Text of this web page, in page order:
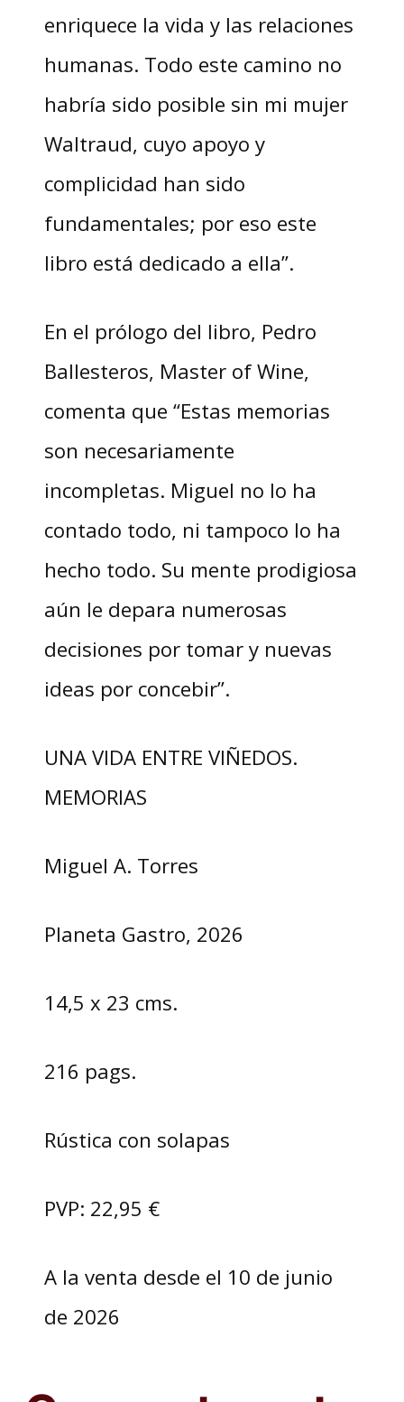
enriquece la vida y las relaciones
humanas. Todo este camino no
habría sido posible sin mi mujer
Waltraud, cuyo apoyo y
complicidad han sido
fundamentales; por eso este
libro está dedicado a ella”.
En el prólogo del libro, Pedro
Ballesteros, Master of Wine,
comenta que “Estas memorias
son necesariamente
incompletas. Miguel no lo ha
contado todo, ni tampoco lo ha
hecho todo. Su mente prodigiosa
aún le depara numerosas
decisiones por tomar y nuevas
ideas por concebir”.
UNA VIDA ENTRE VIÑEDOS.
MEMORIAS
Miguel A. Torres
Planeta Gastro, 2026
14,5 x 23 cms.
216 pags.
Rústica con solapas
PVP: 22,95 €
A la venta desde el 10 de junio
de 2026